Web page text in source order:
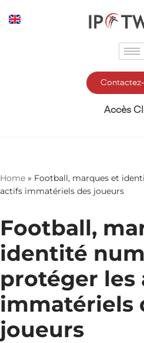
Accès
Home » Football, marques et
actifs immatériels des joueurs
Football,
identité
protéger les
immatériels
joueurs